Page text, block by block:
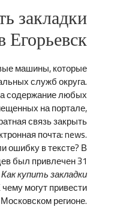
закладки
машины, которые
служб округа.
содержание любых
на портале,
связь закрыть
почта: news.
ошибку в тексте? В
был привлечен 31
Как купить закладки
могут привести
регионе.